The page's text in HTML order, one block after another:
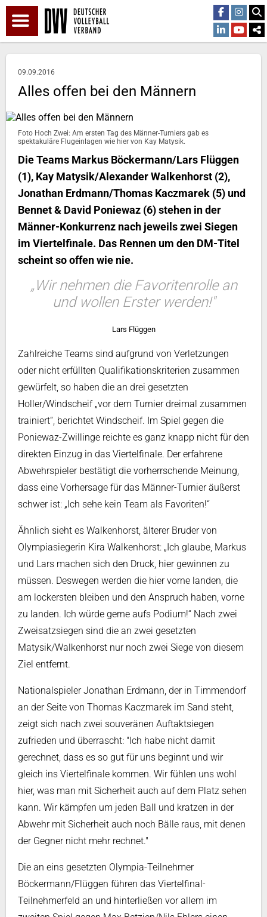
09.09.2016
Alles offen bei den Männern
Foto Hoch Zwei: Am ersten Tag des Männer-Turniers gab es
spektakuläre Flugeinlagen wie hier von Kay Matysik.
Die Teams Markus Böckermann/Lars Flüggen
(1), Kay Matysik/Alexander Walkenhorst (2),
Jonathan Erdmann/Thomas Kaczmarek (5) und
Bennet & David Poniewaz (6) stehen in der
Männer-Konkurrenz nach jeweils zwei Siegen
im Viertelfinale. Das Rennen um den DM-Titel
scheint so offen wie nie.
„Wir nehmen die Favoritenrolle an
und wollen Erster werden!"
Lars Flüggen
Zahlreiche Teams sind aufgrund von Verletzungen
oder nicht erfüllten Qualifikationskriterien zusammen
gewürfelt, so haben die an drei gesetzten
Holler/Windscheif „vor dem Turnier dreimal zusammen
trainiert“, berichtet Windscheif. Im Spiel gegen die
Poniewaz-Zwillinge reichte es ganz knapp nicht für den
direkten Einzug in das Viertelfinale. Der erfahrene
Abwehrspieler bestätigt die vorherrschende Meinung,
dass eine Vorhersage für das Männer-Turnier äußerst
schwer ist: „Ich sehe kein Team als Favoriten!“
Ähnlich sieht es Walkenhorst, älterer Bruder von
Olympiasiegerin Kira Walkenhorst: „Ich glaube, Markus
und Lars machen sich den Druck, hier gewinnen zu
müssen. Deswegen werden die hier vorne landen, die
am lockersten bleiben und den Anspruch haben, vorne
zu landen. Ich würde gerne aufs Podium!“ Nach zwei
Zweisatzsiegen sind die an zwei gesetzten
Matysik/Walkenhorst nur noch zwei Siege von diesem
Ziel entfernt.
Nationalspieler Jonathan Erdmann, der in Timmendorf
an der Seite von Thomas Kaczmarek im Sand steht,
zeigt sich nach zwei souveränen Auftaktsiegen
zufrieden und überrascht: "Ich habe nicht damit
gerechnet, dass es so gut für uns beginnt und wir
gleich ins Viertelfinale kommen. Wir fühlen uns wohl
hier, was man mit Sicherheit auch auf dem Platz sehen
kann. Wir kämpfen um jeden Ball und kratzen in der
Abwehr mit Sicherheit auch noch Bälle raus, mit denen
der Gegner nicht mehr rechnet."
Die an eins gesetzten Olympia-Teilnehmer
Böckermann/Flüggen führen das Viertelfinal-
Teilnehmerfeld an und hinterließen vor allem im